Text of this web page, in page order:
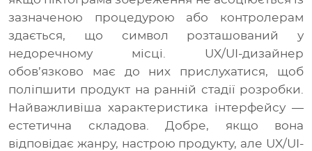
зазначеною процедурою або контролерам
здається, що символ розташований у
недоречному місці. UX/UI-дизайнер
обов’язково має до них прислухатися, щоб
поліпшити продукт на ранній стадії розробки.
Найважливіша характеристика інтерфейсу —
естетична складова. Добре, якщо вона
відповідає жанру, настрою продукту, але UX/UI-